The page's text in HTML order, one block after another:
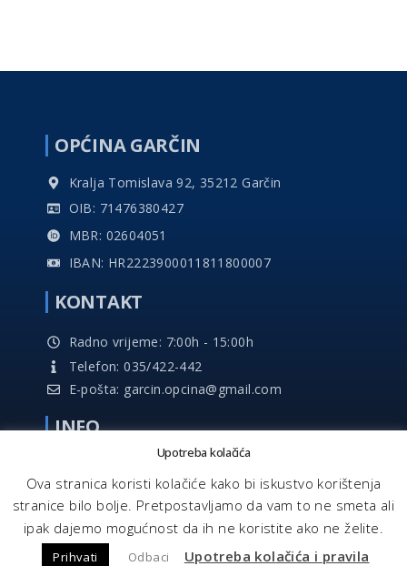
OPĆINA GARČIN
Kralja Tomislava 92, 35212 Garčin
OIB: 71476380427
MBR: 02604051
IBAN: HR2223900011811800007
KONTAKT
Radno vrijeme: 7:00h - 15:00h
Telefon: 035/422-442
E-pošta: garcin.opcina@gmail.com
INFO
Pravo na pristup informacijama
Pravila privatnosti
Izjava o pristupačnosti
Upotreba kolačića
Ova stranica koristi kolačiće kako bi iskustvo korištenja
stranice bilo bolje. Pretpostavljamo da vam to ne smeta ali
ipak dajemo mogućnost da ih ne koristite ako ne želite.
Prihvati Odbaci Upotreba kolačića i pravila